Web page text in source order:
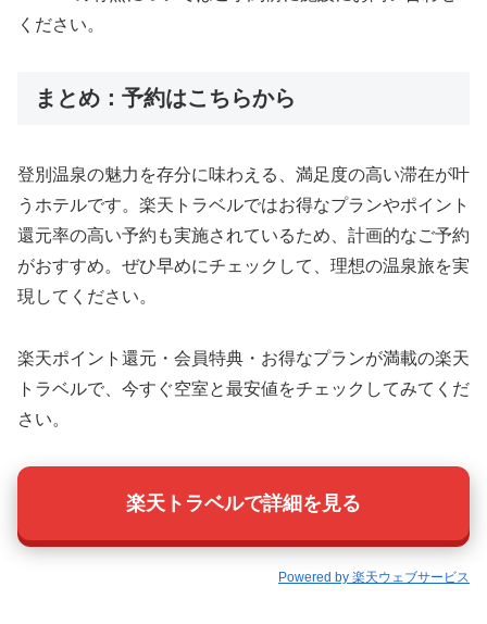
ください。
まとめ：予約はこちらから
登別温泉の魅力を存分に味わえる、満足度の高い滞在が叶
うホテルです。楽天トラベルではお得なプランやポイント
還元率の高い予約も実施されているため、計画的なご予約
がおすすめ。ぜひ早めにチェックして、理想の温泉旅を実
現してください。
楽天ポイント還元・会員特典・お得なプランが満載の楽天
トラベルで、今すぐ空室と最安値をチェックしてみてくだ
さい。
楽天トラベルで詳細を見る
Powered by 楽天ウェブサービス